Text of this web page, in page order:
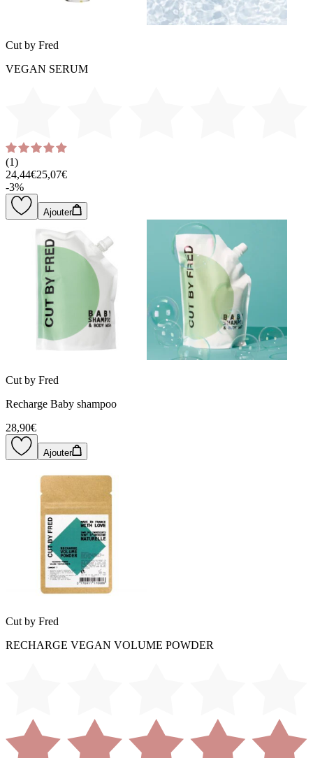
Cut by Fred
VEGAN SERUM
(1)
24,44€25,07€
-3%
Ajouter
Cut by Fred
Recharge Baby shampoo
28,90€
Ajouter
Cut by Fred
RECHARGE VEGAN VOLUME POWDER